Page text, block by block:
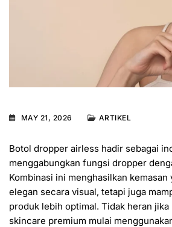
MAY 21, 2026 ARTIKEL
Botol dropper airless hadir sebagai
menggabungkan fungsi dropper
Kombinasi ini menghasilkan kemasan
elegan secara visual, tetapi juga
produk lebih optimal. Tidak heran jika
skincare premium mulai